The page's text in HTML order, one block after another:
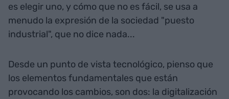
es elegir uno, y cómo que no es fácil, se usa a
menudo la expresión de la sociedad "puesto
industrial", que no dice nada...
Desde un punto de vista tecnológico, pienso que
los elementos fundamentales que están
provocando los cambios, son dos: la digitalización